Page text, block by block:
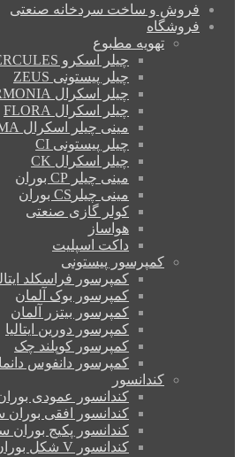
فروش و ساخت سردخانه صنعتی
فروشگاه
تهویه مطبوع
چیلر اسکرو HERCULES
چیلر پیستونی ZEUS
چیلر اسکرال HARMONIA
چیلر اسکرال FLORA
مینی چیلر اسکرال RIMA
چیلر پیستونی CI
چیلر اسکرال CK
مینی چیلر CP بوران
مینی چیلرCS بوران
کولر گازی صنعتی
هواساز
داکت اسپلیت
کمپرسور پیستونی
کمپرسور فراسکلد ایتالیا
کمپرسور بوک آلمان
کمپرسور بیتزر آلمان
کمپرسور دورین ایتالیا
کمپرسور کوپلند چک
کمپرسور دانفوس دانمارک
کندانسور
کندانسور عمودی بوران سری CV
کندانسور افقی بوران سری CH
کندانسور پکیج بوران سری PC
کندانسور V شکل بوران سری SVC